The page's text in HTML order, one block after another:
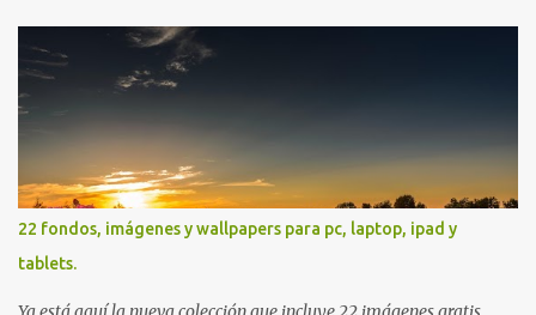
22 fondos, imágenes y wallpapers para pc, laptop, ipad y
tablets.